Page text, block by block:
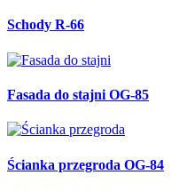
Schody R-66
Fasada do stajni OG-85
Ścianka przegroda OG-84